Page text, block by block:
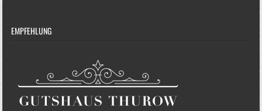
EMPFEHLUNG